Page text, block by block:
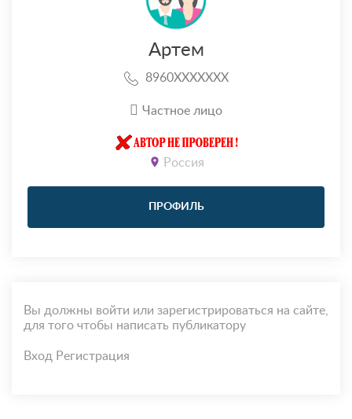
Артем
8960XXXXXXX
Частное лицо
Россия
ПРОФИЛЬ
Вы должны войти или зарегистрироваться на сайте,
для того чтобы написать публикатору
Вход Регистрация